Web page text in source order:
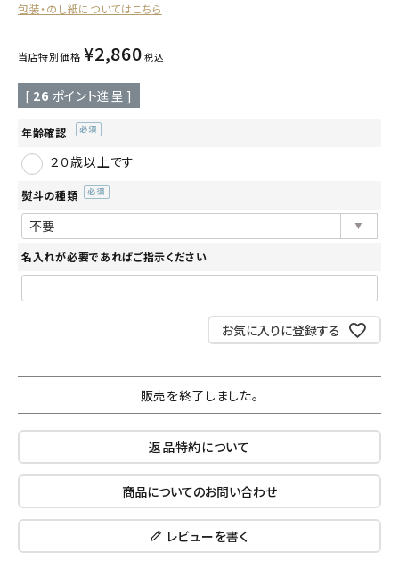
包装・のし紙についてはこちら
当店特別価格 ¥2,860 税込
[ 26 ポイント進呈 ]
年齢確認
須)
２０歳以上です
熨斗の種類
名入れが必要であればご指示ください
お気に入りに登録する
販売を終了しました。
返品特約について
商品についてのお問い合わせ
レビューを書く